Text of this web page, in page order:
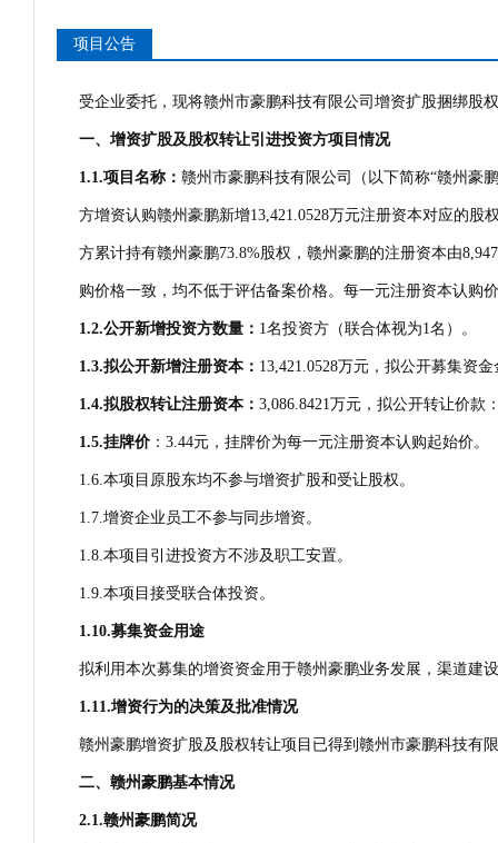
项目公告
受企业委托，现将赣州市豪鹏科技有限公司增资扩股捆绑股
一、增资扩股及股权转让引进投资方项目情况
1.1.项目名称： 赣州市豪鹏科技有限公司（以下简称“赣州豪
方增资认购赣州豪鹏新增13,421.0528万元注册资本对应的
方累计持有赣州豪鹏73.8%股权，赣州豪鹏的注册资本由
购价格一致，均不低于评估备案价格。每一元注册资本认购
1.2.公开新增投资方数量： 1名投资方（联合体视为1名）。
1.3.拟公开新增注册资本： 13,421.0528万元，拟公开募集资
1.4.拟股权转让注册资本： 3,086.8421万元，拟公开转让价款
1.5.挂牌价 ：3.44元，挂牌价为每一元注册资本认购起始价。
1.6.本项目原股东均不参与增资扩股和受让股权。
1.7.增资企业员工不参与同步增资。
1.8.本项目引进投资方不涉及职工安置。
1.9.本项目接受联合体投资。
1.10.募集资金用途
拟利用本次募集的增资资金用于赣州豪鹏业务发展，渠道建
1.11.增资行为的决策及批准情况
赣州豪鹏增资扩股及股权转让项目已得到赣州市豪鹏科技有
二、 赣州豪鹏基本情况
2.1.赣州豪鹏简况